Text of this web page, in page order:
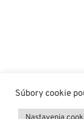
Súbory cookie